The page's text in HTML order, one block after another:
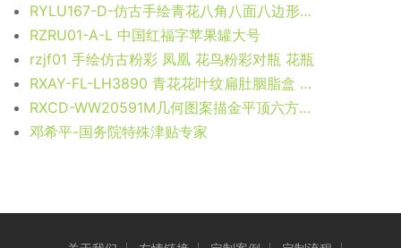
RYLU167-D-仿古手绘青花八角八面八边形缠枝牡丹纹花盆
RZRU01-A-L 中国红福字苹果罐大号
rzjf01 手绘仿古粉彩 凤凰 花鸟粉彩对瓶 花瓶
RXAY-FL-LH3890 青花花叶纹扁肚胭脂盒 高7直径18.2底径12.5重量0.9KG
RXCD-WW20591M几何图案描金平顶六方罐中号 RXCD-WW20592几何图案描金平顶储物罐 RXCD-WW20593M几何图案描金花瓶大号 RXCD-WW20593L几何图案描金花瓶中号
邓希平-国务院特殊津贴专家